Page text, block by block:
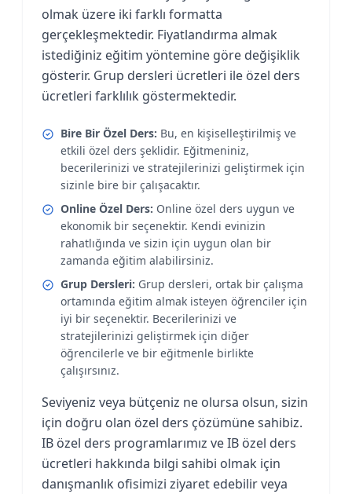
olmak üzere iki farklı formatta
gerçekleşmektedir. Fiyatlandırma almak
istediğiniz eğitim yöntemine göre değişiklik
gösterir. Grup dersleri ücretleri ile özel ders
ücretleri farklılık göstermektedir.
Bire Bir Özel Ders: Bu, en kişiselleştirilmiş ve
etkili özel ders şeklidir. Eğitmeniniz,
becerilerinizi ve stratejilerinizi geliştirmek için
sizinle bire bir çalışacaktır.
Online Özel Ders: Online özel ders uygun ve
ekonomik bir seçenektir. Kendi evinizin
rahatlığında ve sizin için uygun olan bir
zamanda eğitim alabilirsiniz.
Grup Dersleri: Grup dersleri, ortak bir çalışma
ortamında eğitim almak isteyen öğrenciler için
iyi bir seçenektir. Becerilerinizi ve
stratejilerinizi geliştirmek için diğer
öğrencilerle ve bir eğitmenle birlikte
çalışırsınız.
Seviyeniz veya bütçeniz ne olursa olsun, sizin
için doğru olan özel ders çözümüne sahibiz.
IB özel ders programlarımız ve IB özel ders
ücretleri hakkında bilgi sahibi olmak için
danışmanlık ofisimizi ziyaret edebilir veya